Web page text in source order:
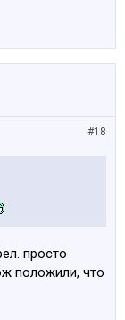
#18
просто
положили, что